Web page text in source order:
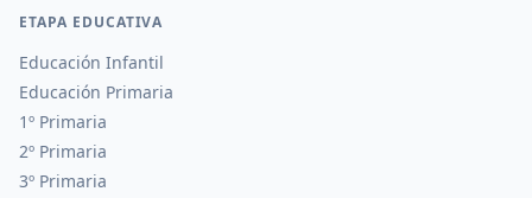
ETAPA EDUCATIVA
Educación Infantil
Educación Primaria
1º Primaria
2º Primaria
3º Primaria